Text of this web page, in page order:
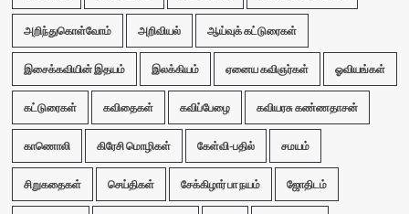
அறிந்துகொள்வோம் அறிவியல் ஆய்வுக் கட்டுரைகள்
இசைக்கவியின் இதயம் இலக்கியம் ஏனைய கவிஞர்கள் ஓவியங்கள்
கட்டுரைகள் கவிதைகள் கவிப்பேழை கவியரசு கண்ணதாசன்
காணொலி கிரேசி மொழிகள் கேள்வி-பதில் சமயம்
சிறுகதைகள் செய்திகள் சேக்கிழார் பா நயம் ஜோதிடம்